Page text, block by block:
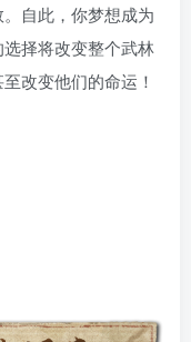
自此，你梦想成为
择将改变整个武林
改变他们的命运！